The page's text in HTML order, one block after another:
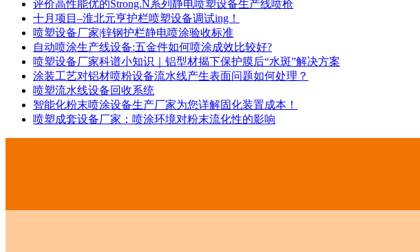
评价高性能优的Strong.N系列静电喷塑设备生产线喷枪
十月项目–淮北元亨护栏喷塑设备调试ing！
喷塑设备厂家|锌钢护栏静电喷涂验收标准
自动喷涂生产线设备:五金件如何喷涂成效比较好?
喷塑设备厂家科谱小知识｜铝型材揭下保护膜后“水斑”解决方案
涂装工艺对铝材喷粉设备流水线产生表面问题如何处理？
喷塑流水线设备回收系统
智能化粉末喷涂设备生产厂家为您详解固化装置成本！
喷塑成套设备厂家：喷涂环境对粉末流化性的影响